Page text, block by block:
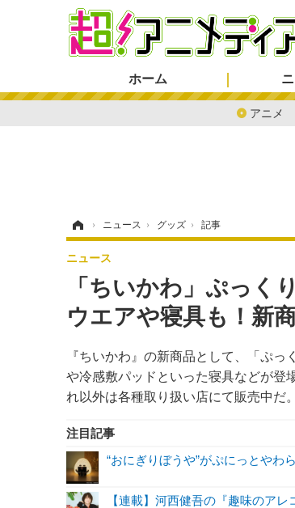
ホーム
アニメ
› ニュース › グッズ › 記事
「ちいかわ」ぷっく
ウエアや寝具も！新
『ちいかわ』の新商品として、「ぷ
や冷感敷パッドといった寝具などが登
れ以外は各種取り扱い店にて販売中だ。
ニュース
注目記事
“おにぎりぼうや”がぷにっとや
【連載】河西健吾の『趣味のアレ